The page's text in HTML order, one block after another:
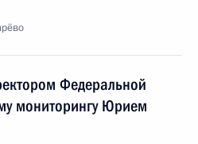
Федеральной
мониторингу Юрием